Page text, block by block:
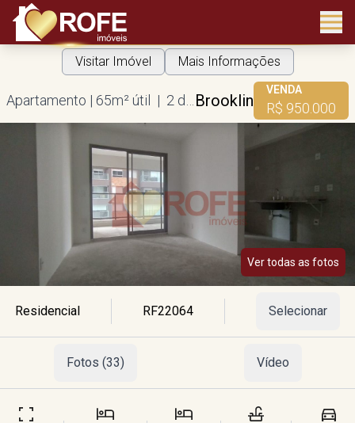
Brooklin
VENDA
R$ 950.000
Visitar Imóvel Mais Informações
Ver todas as fotos
Residencial RF22064 Selecionar
Fotos (33) Vídeo